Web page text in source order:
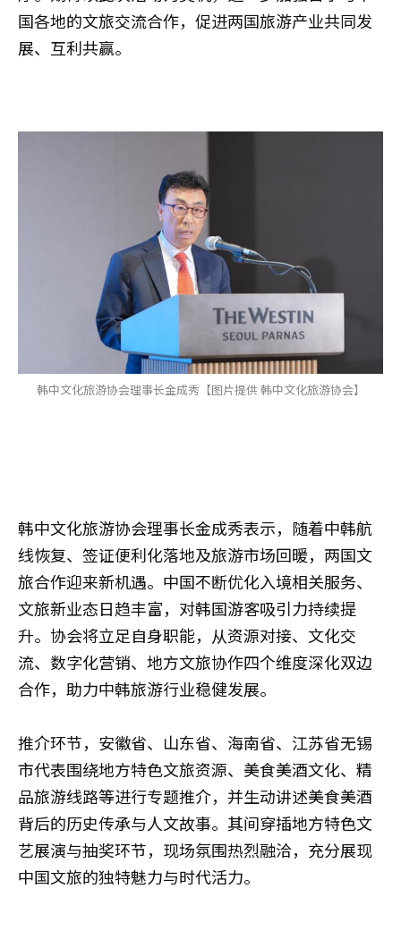
国各地的文旅交流合作，促进两国旅游产业共同发
展、互利共赢。
韩中文化旅游协会理事长金成秀【图片提供 韩中文化旅游协会】
韩中文化旅游协会理事长金成秀表示，随着中韩航
线恢复、签证便利化落地及旅游市场回暖，两国文
旅合作迎来新机遇。中国不断优化入境相关服务、
文旅新业态日趋丰富，对韩国游客吸引力持续提
升。协会将立足自身职能，从资源对接、文化交
流、数字化营销、地方文旅协作四个维度深化双边
合作，助力中韩旅游行业稳健发展。
推介环节，安徽省、山东省、海南省、江苏省无锡
市代表围绕地方特色文旅资源、美食美酒文化、精
品旅游线路等进行专题推介，并生动讲述美食美酒
背后的历史传承与人文故事。其间穿插地方特色文
艺展演与抽奖环节，现场氛围热烈融洽，充分展现
中国文旅的独特魅力与时代活力。